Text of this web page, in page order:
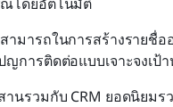
ามารถในการสร้างรายชื่อ
ญการติดต่อแบบเจาะจงเป้
านรวมกับ CRM ยอดนิยมร